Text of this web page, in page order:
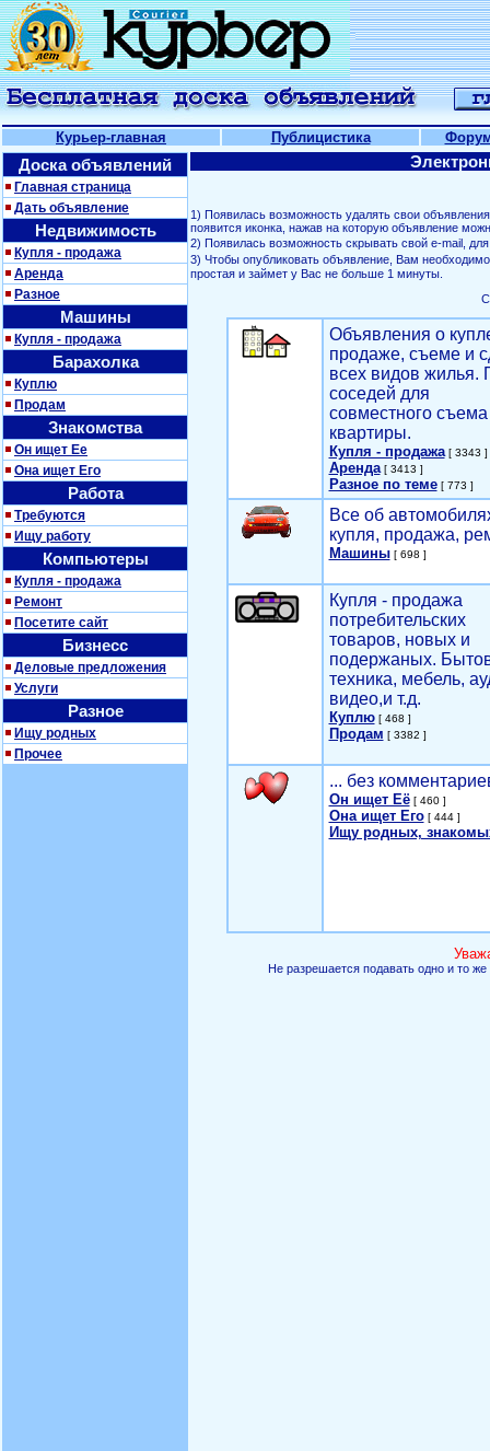
Курьер-главная Публицистика
Доска объявлений
Главная страница
Дать объявление
Недвижимость
Купля - продажа
Аренда
Разное
Машины
Купля - продажа
Барахолка
Куплю
Продам
Знакомства
Он ищет Ее
Она ищет Его
Работа
Требуются
Ищу работу
Компьютеры
Купля - продажа
Ремонт
Посетите сайт
Бизнесс
Деловые предложения
Услуги
Разное
Ищу родных
Прочее
1) Появилась возможность удалять свои
появится иконка, нажав на которую объявление
2) Появилась возможность скрывать свой е-mail,
3) Чтобы опубликовать объявление, Вам
простая и займет у Вас не больше 1 минуты.
Объявления о
продаже, съеме и
всех видов жилья.
соседей для
совместного съема
квартиры.
Купля - продажа[ 3343 ]
Аренда[ 3413 ]
Разное по теме[ 773 ]
Все об
купля, продажа,
Машины[ 698 ]
Купля - продажа
потребительских
товаров, новых и
подержаных.
техника, мебель,
видео,и т.д.
Куплю[ 468 ]
Продам [ 3382 ]
... без
Он ищет Её[ 460 ]
Она ищет Его[ 444 ]
Ищу родных,
Не разрешается подавать одно и то